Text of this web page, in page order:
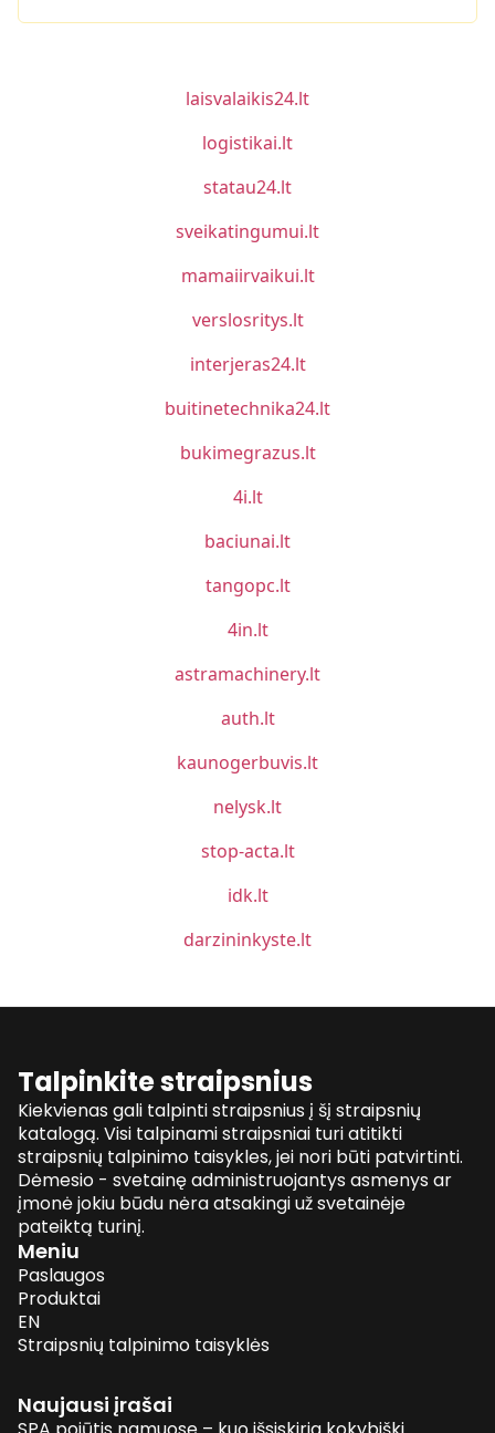
laisvalaikis24.lt
logistikai.lt
statau24.lt
sveikatingumui.lt
mamaiirvaikui.lt
verslosritys.lt
interjeras24.lt
buitinetechnika24.lt
bukimegrazus.lt
4i.lt
baciunai.lt
tangopc.lt
4in.lt
astramachinery.lt
auth.lt
kaunogerbuvis.lt
nelysk.lt
stop-acta.lt
idk.lt
darzininkyste.lt
Talpinkite straipsnius
Kiekvienas gali talpinti straipsnius į šį straipsnių
katalogą. Visi talpinami straipsniai turi atitikti
straipsnių talpinimo taisykles, jei nori būti patvirtinti.
Dėmesio - svetainę administruojantys asmenys ar
įmonė jokiu būdu nėra atsakingi už svetainėje
pateiktą turinį.
Meniu
Paslaugos
Produktai
EN
Straipsnių talpinimo taisyklės
Naujausi įrašai